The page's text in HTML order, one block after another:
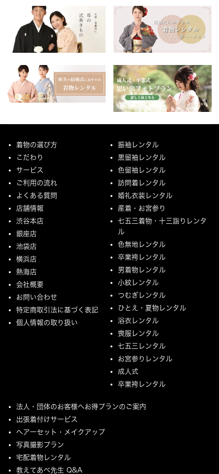
着物の選び方
こだわり
サービス
ご利用の流れ
よくある質問
店舗情報
渋谷本店
銀座店
池袋店
横浜店
熱海店
会社概要
お問い合わせ
特定商取引法に基づく表記
個人情報の取り扱い
振袖レンタル
黒留袖レンタル
色留袖レンタル
訪問着レンタル
婚礼衣装レンタル
産着・お宮参り
七五三着物・十三詣りレンタ
ル
色無地レンタル
卒業袴レンタル
男着物レンタル
小紋レンタル
つむぎレンタル
ひとえ・夏物レンタル
浴衣レンタル
喪服レンタル
七五三レンタル
お宮参りレンタル
成人式
卒業袴レンタル
法人・団体のお客様へお得プランのご案内
出張着付けサービス
ヘアーセット・メイクアップ
写真撮影プラン
宅配着物レンタル
教えてあべ先生 Q&A